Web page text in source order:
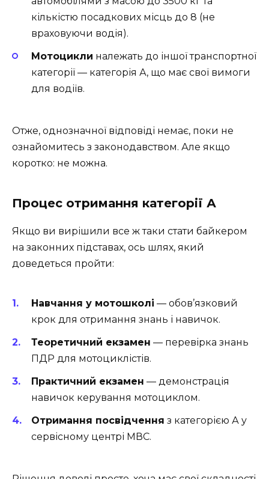
кількістю посадкових місць до 8 (не
враховуючи водія).
Мотоцикли належать до іншої транспортної
категорії — категорія А, що має свої вимоги
для водіїв.
Отже, однозначної відповіді немає, поки не
ознайомитесь з законодавством. Але якщо
коротко: не можна.
Процес отримання категорії А
Якщо ви вирішили все ж таки стати байкером
на законних підставах, ось шлях, який
доведеться пройти:
Навчання у мотошколі — обов’язковий
крок для отримання знань і навичок.
Теоретичний екзамен — перевірка знань
ПДР для мотоциклістів.
Практичний екзамен — демонстрація
навичок керування мотоциклом.
Отримання посвідчення з категорією А у
сервісному центрі МВС.